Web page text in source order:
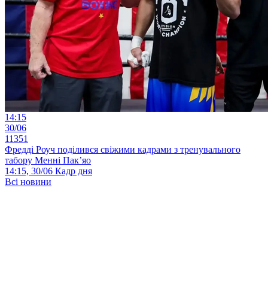
14:15
30/06
11351
Фредді Роуч поділився свіжими кадрами з тренувального
табору Менні Пак’яо
14:15, 30/06 Кадр дня
Всі новини